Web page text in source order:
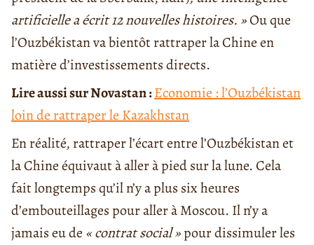
artificielle a écrit 12 nouvelles histoires. »Ou que
l’Ouzbékistan va bientôt rattraper la Chine en
matière d’investissements directs.
Lire aussi sur Novastan :Economie : l’Ouzbékistan
loin de rattraper le Kazakhstan
En réalité, rattraper l’écart entre l’Ouzbékistan et
la Chine équivaut à aller à pied sur la lune. Cela
fait longtemps qu’il n’y a plus six heures
d’embouteillages pour aller à Moscou. Il n’y a
jamais eu de « contrat social »pour dissimuler les